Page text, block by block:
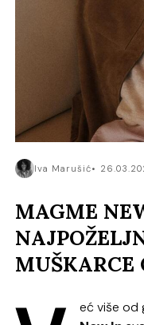
Iva Marušić
MAGME
MUŠKARCE
eć više od